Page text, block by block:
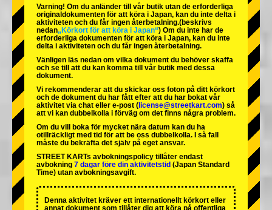
Okinawa
Varning! Om du anländer till vår butik utan de erforderliga
originaldokumenten för att köra i Japan, kan du inte delta i
aktiviteten och du får ingen återbetalning.(beskrivs
nedan„Körkort för att köra i Japan“) Om du inte har de
erforderliga dokumenten för att köra i Japan, kan du inte
delta i aktiviteten och du får ingen återbetalning.
Vänligen läs nedan om vilka dokument du behöver skaffa
och se till att du kan komma till vår butik med dessa
dokument.
Vi rekommenderar att du skickar oss foton på ditt körkort
och de dokument du har fått efter att du har bokat vår
aktivitet via chat eller e-post ( license@streetkart.com) så
att vi kan dubbelkolla i förväg om det finns några problem.
Om du vill boka för mycket nära datum kan du ha
otillräckligt med tid för att be oss dubbelkolla. I så fall
måste du bekräfta det själv på eget ansvar.
STREET KARTs avbokningspolicy tillåter endast
avbokning 7 dagar före din aktivitetstid (Japan Standard
Time) utan avbokningsavgift.
Denna aktivitet kräver ett internationellt körkort eller
annat dokument som tillåter dig att köra på offentliga